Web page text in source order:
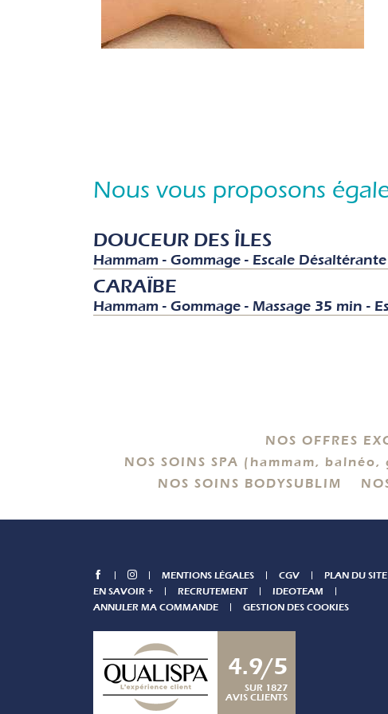
Nous vous proposons
DOUCEUR DES ÎLES
Hammam - Gommage - Escale Désaltérante
CARAÏBE
Hammam - Gommage - Massage 35 min -
NOS OFFRES
NOS SOINS SPA (hammam,
NOS SOINS BODYSUBLIM
MENTIONS LÉGALES CGV
PLAN DU SITE
EN SAVOIR +
RECRUTEMENT
IDEOTEAM
ANNULER MA COMMANDE
GESTION DES COOKIES
4.9/5
SUR 1827
AVIS CLIENTS